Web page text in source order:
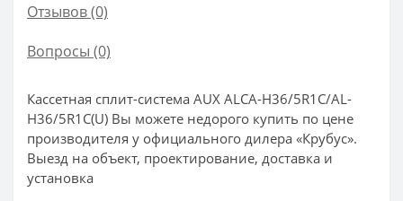
Отзывов (0)
Вопросы (0)
Кассетная сплит-система AUX ALCA-H36/5R1С/AL-
H36/5R1С(U) Вы можете недорого купить по цене
производителя у официального дилера «Крубус».
Выезд на объект, проектирование, доставка и
установка